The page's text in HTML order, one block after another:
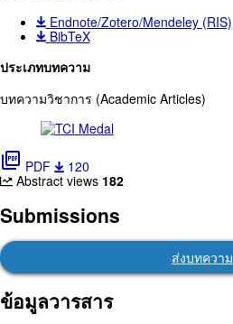
Endnote/Zotero/Mendeley (RIS)
BibTeX
ประเภทบทความ
บทความวิชาการ (Academic Articles)
picture_as_pdf PDF
120
Abstract views 182
Submissions
ส่งบทความ
ข้อมูลวารสาร